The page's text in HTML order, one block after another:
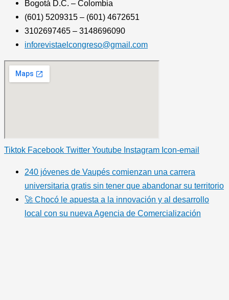
Bogotá D.C. – Colombia
(601) 5209315 – (601) 4672651
3102697465 – 3148696090
inforevistaelcongreso@gmail.com
Tiktok Facebook Twitter Youtube Instagram Icon-email
240 jóvenes de Vaupés comienzan una carrera
universitaria gratis sin tener que abandonar su territorio
🚀 Chocó le apuesta a la innovación y al desarrollo
local con su nueva Agencia de Comercialización